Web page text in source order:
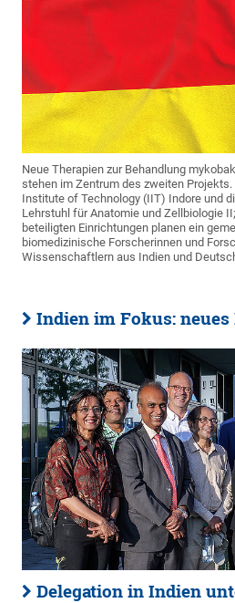
Neue Therapien zur Behandlung
stehen im Zentrum des zweiten
Institute of Technology (IIT) Indore und
Lehrstuhl für Anatomie und Zellbiologie
beteiligten Einrichtungen planen ein
biomedizinische Forscherinnen und
Wissenschaftlern aus Indien und
Indien im Fokus:
Delegation in Indien